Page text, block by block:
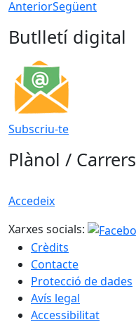
AnteriorSegüent
Butlletí digital
Subscriu-te
Plànol / Carrers
Accedeix
Xarxes socials:
Crèdits
Contacte
Protecció de dades
Avís legal
Accessibilitat